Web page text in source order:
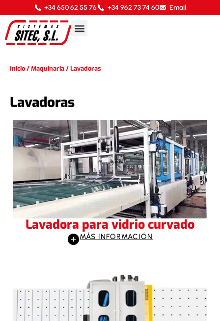
+34 650 62 55 76 +34 962 73 74 60 Email
Inicio/Maquinaria/Lavadoras
Lavadoras
Lavadora para vidrio curvado
MÁS INFORMACIÓN